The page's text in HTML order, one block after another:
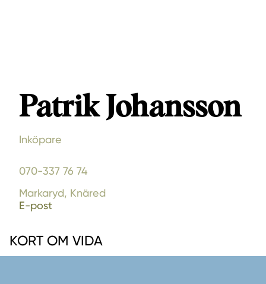
Patrik Johansson
Inköpare
070-337 76 74
Markaryd, Knäred
E-post
KORT OM VIDA